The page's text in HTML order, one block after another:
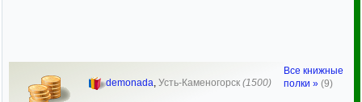
demonada, Усть-Каменогорск (1500)
Все книжные
полки » (9)